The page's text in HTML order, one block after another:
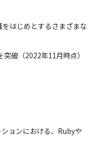
はじめとするさまざまな
破（2022年11月時点）
ョンにおける、Rubyや